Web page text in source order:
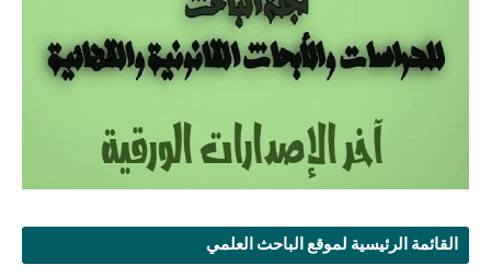
القائمة الرئيسية لموقع الباحث العلمي